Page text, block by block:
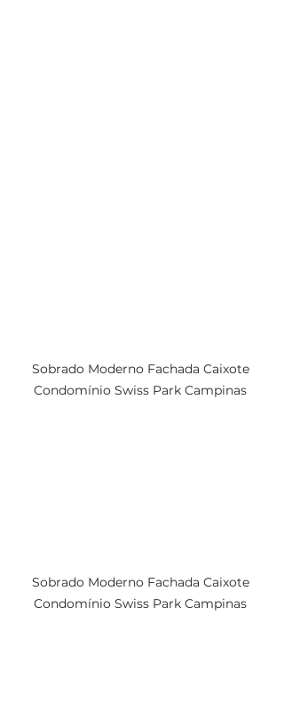
Sobrado Moderno Fachada Caixote
Condomínio Swiss Park Campinas
Sobrado Moderno Fachada Caixote
Condomínio Swiss Park Campinas